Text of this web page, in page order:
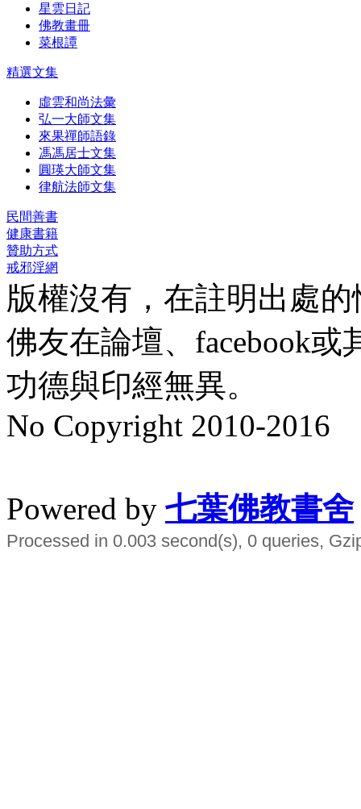
星雲日記
佛教畫冊
菜根譚
精選文集
虛雲和尚法彙
弘一大師文集
來果禪師語錄
馮馮居士文集
圓瑛大師文集
律航法師文集
民間善書
健康書籍
贊助方式
戒邪淫網
版權沒有，在註明出處
佛友在論壇、facebook
功德與印經無異。
No Copyright 2010-2016
Powered by 七葉佛教書舍
Processed in 0.003 second(s), 0 queries,